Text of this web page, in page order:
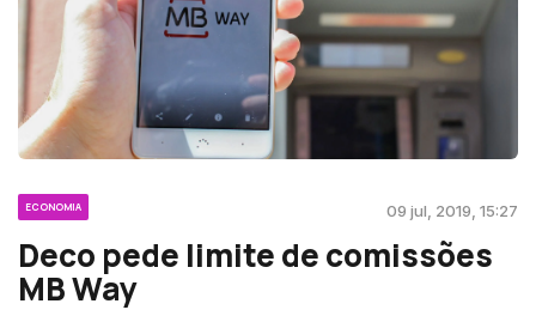
ECONOMIA 09 jul, 2019, 15:27
Deco pede limite de comissões
MB Way